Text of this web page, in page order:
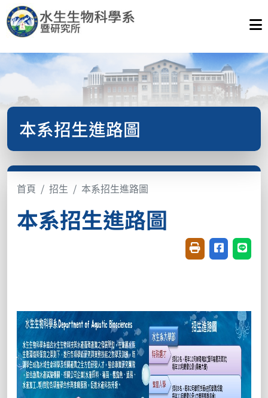
本系招生進路圖
首頁 招生 本系招生進路圖
本系招生進路圖
友善列印(開新視
分享至臉書
分享